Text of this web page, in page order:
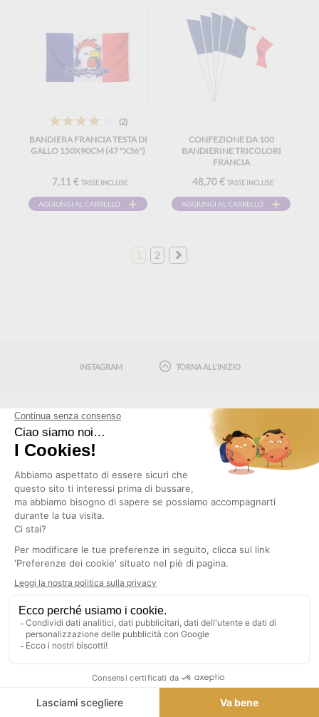
(2)
BANDIERA FRANCIA TESTA DI
GALLO 150X90CM (47 "X36")
7,11 € TASSE INCLUSE
AGGIUNGI AL CARRELLO
CONFEZIONE DA 100
BANDIERINE TRICOLORI
FRANCIA
48,70 € TASSE INCLUSE
AGGIUNGI AL CARRELLO
1 2
INSTAGRAM TORNA ALL'INIZIO
Realizzazione :
Pep's Multimedia
CHI SIAMO?
PROTEZIONE
DEI DATI
RESO
CONDIZIONI
CONTATTI
SPARKLERS
CLUB